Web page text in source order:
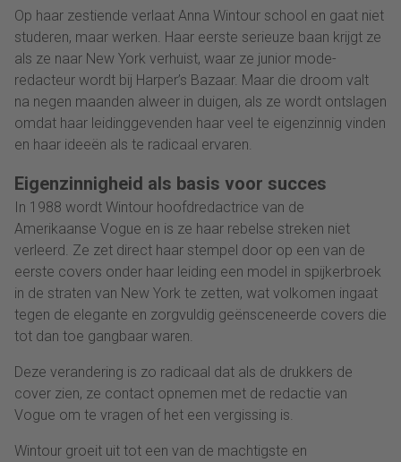
Op haar zestiende verlaat Anna Wintour school en gaat niet
studeren, maar werken. Haar eerste serieuze baan krijgt ze
als ze naar New York verhuist, waar ze junior mode-
redacteur wordt bij Harper’s Bazaar. Maar die droom valt
na negen maanden alweer in duigen, als ze wordt ontslagen
omdat haar leidinggevenden haar veel te eigenzinnig vinden
en haar ideeën als te radicaal ervaren.
Eigenzinnigheid als basis voor succes
In 1988 wordt Wintour hoofdredactrice van de
Amerikaanse Vogue en is ze haar rebelse streken niet
verleerd. Ze zet direct haar stempel door op een van de
eerste covers onder haar leiding een model in spijkerbroek
in de straten van New York te zetten, wat volkomen ingaat
tegen de elegante en zorgvuldig geënsceneerde covers die
tot dan toe gangbaar waren.
Deze verandering is zo radicaal dat als de drukkers de
cover zien, ze contact opnemen met de redactie van
Vogue om te vragen of het een vergissing is.
Wintour groeit uit tot een van de machtigste en